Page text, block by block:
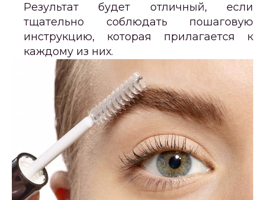
Результат будет отличный, если
тщательно соблюдать пошаговую
инструкцию, которая прилагается к
каждому из них.